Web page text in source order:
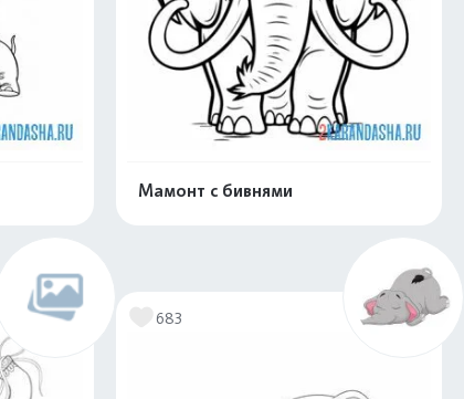
Мамонт с бивнями
683